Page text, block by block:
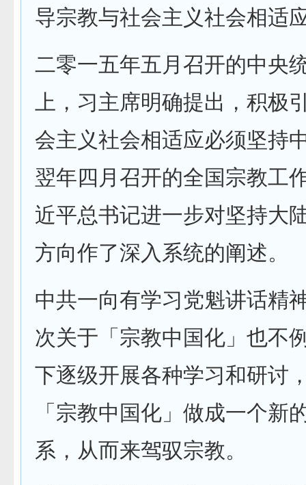
导宗教与社会主义社会相适
二零一五年五月召开的中央
上，习主席明确提出，积极
会主义社会相适应必须坚持
翌年四月召开的全国宗教工
近平总书记进一步对坚持大
方向作了深入系统的阐述。
中共一向有学习党魁讲话精
次关于「宗教中国化」也不
下逐级开展各种学习和研讨
「宗教中国化」做成一个新
系，从而来驾驭宗教。